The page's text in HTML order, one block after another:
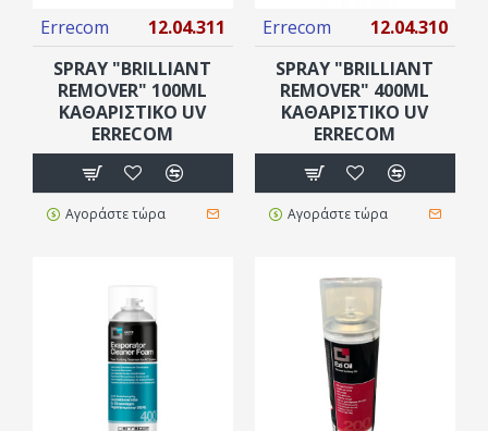
Errecom
12.04.311
SPRAY "BRILLIANT
REMOVER" 100ML
ΚΑΘΑΡΙΣΤΙΚΌ UV
ERRECOM
Αγοράστε τώρα
Errecom
12.04.310
SPRAY "BRILLIANT
REMOVER" 400ML
ΚΑΘΑΡΙΣΤΙΚΌ UV
ERRECOM
Αγοράστε τώρα